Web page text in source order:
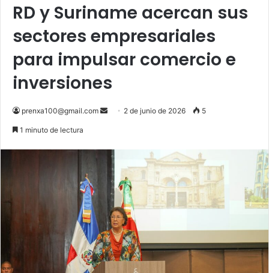
RD y Suriname acercan sus
sectores empresariales
para impulsar comercio e
inversiones
prenxa100@gmail.com
Send 2 de junio de 2026 5
1 minuto de lectura